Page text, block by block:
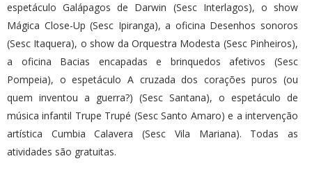
espetáculo Galápagos de Darwin (Sesc Interlagos), o show
Mágica Close-Up (Sesc Ipiranga), a oficina Desenhos sonoros
(Sesc Itaquera), o show da Orquestra Modesta (Sesc Pinheiros),
a oficina Bacias encapadas e brinquedos afetivos (Sesc
Pompeia), o espetáculo A cruzada dos corações puros (ou
quem inventou a guerra?) (Sesc Santana), o espetáculo de
música infantil Trupe Trupé (Sesc Santo Amaro) e a intervenção
artística Cumbia Calavera (Sesc Vila Mariana). Todas as
atividades são gratuitas.